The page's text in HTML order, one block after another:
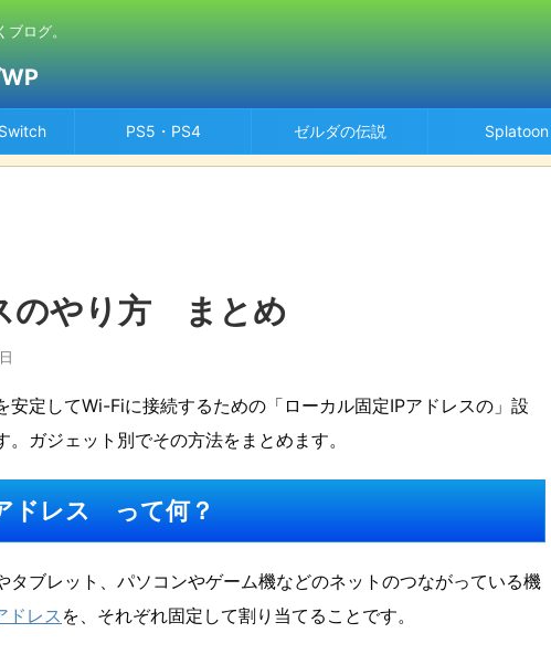
ログ。
PS5・PS4 ゼルダの伝説 Splatoon
のやり方 まとめ
安定してWi-Fiに接続するための「ローカル固定IPアドレスの」設
ガジェット別でその方法をまとめます。
ドレス って何？
タブレット、パソコンやゲーム機などのネットのつながっている機
ドレス を、それぞれ固定して割り当てることです。